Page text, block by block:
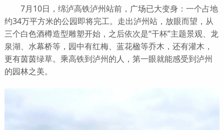
7月10日，绵泸高铁泸州站前，广场已大变身：一个占地
约34万平方米的公园即将完工。走出泸州站，放眼而望，从
三个白色酒樽造型雕塑开始，之后依次是“干杯”主题景观、龙
泉湖、水幕桥等，园中有红梅、蓝花楹等乔木，还有灌木，
更有茵茵绿草。乘高铁到泸州的人，第一眼就能感受到泸州
的园林之美。